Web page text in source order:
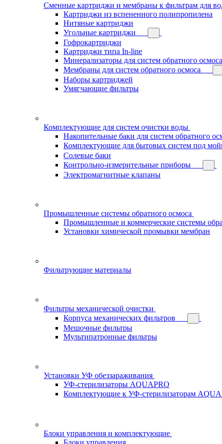
Сменные картриджи и мембраны к фильтрам для
Картриджи из вспененного полипропилена
Нитяные картриджи
Угольные картриджи
Гофрокартриджи
Картриджи типа In-line
Минерализаторы для систем обратного осмоса
Мембраны для систем обратного осмоса
Наборы картриджей
Умягчающие фильтры
Комплектующие для систем очистки воды
Накопительные баки для систем обратного
Комплектующие для бытовых систем под
Солевые баки
Контрольно-измерительные приборы
Электромагнитные клапаны
Промышленные системы обратного осмоса
Промышленные и коммерческие системы
Установки химической промывки мембран
Фильтрующие материалы
Фильтры механической очистки
Корпуса механических фильтров
Мешочные фильтры
Мультипатронные фильтры
Установки УФ обеззараживания
УФ-стерилизаторы AQUAPRO
Комплектующие к УФ-стерилизаторам
Блоки управления и комплектующие
Блоки управления